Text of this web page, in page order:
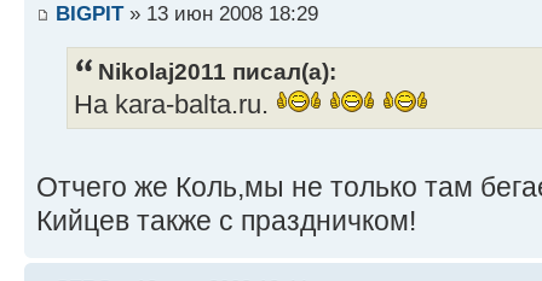
BIGPIT» 13 июн 2008 18:29
Nikolaj2011 писал(а):
На kara-balta.ru.
Отчего же Коль,мы не только там
Кийцев также с праздничком!